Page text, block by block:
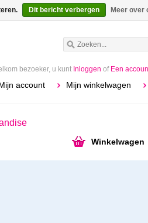
bezoeker, u kunt Inloggen of Een
account Mijn winkelwagen
Winkelwagen
Dit bericht verbergen Meer over